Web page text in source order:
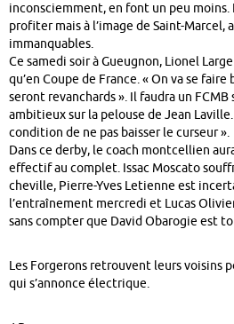
inconsciemment, en font un peu moins.
profiter mais à l’image de Saint-Marcel,
immanquables.
Ce samedi soir à Gueugnon, Lionel
qu’en Coupe de France. « On va se
seront revanchards ». Il faudra un
ambitieux sur la pelouse de Jean
condition de ne pas baisser le curseur ».
Dans ce derby, le coach montcellien
effectif au complet. Issac Moscato
cheville, Pierre-Yves Letienne est
l’entraînement mercredi et Lucas
sans compter que David Obarogie est
Les Forgerons retrouvent leurs voisins
qui s’annonce électrique.